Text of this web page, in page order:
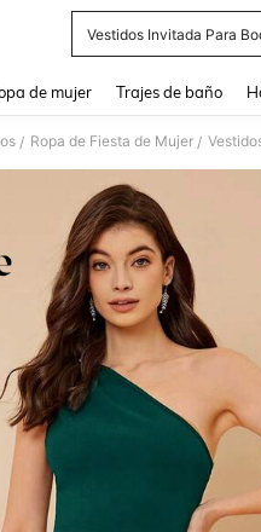
Vestidos Invitada Para
de mujer Trajes de baño
/ Ropa de Fiesta de Mujer /